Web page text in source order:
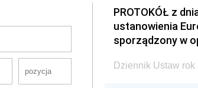
PROTOKÓŁ z
ustanowienia
sporządzony w
Dziennik Ustaw